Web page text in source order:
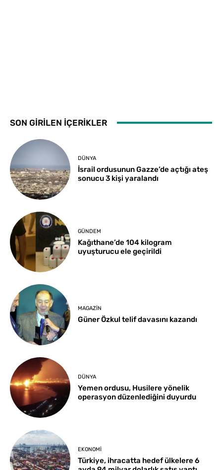
SON GİRİLEN İÇERİKLER
DÜNYA
İsrail ordusunun Gazze’de açtığı ateş
sonucu 3 kişi yaralandı
GÜNDEM
Kağıthane’de 104 kilogram
uyuşturucu ele geçirildi
MAGAZIN
Güner Özkul telif davasını kazandı
DÜNYA
Yemen ordusu, Husilere yönelik
operasyon düzenlediğini duyurdu
EKONOMI
Türkiye, ihracatta hedef ülkelere 6